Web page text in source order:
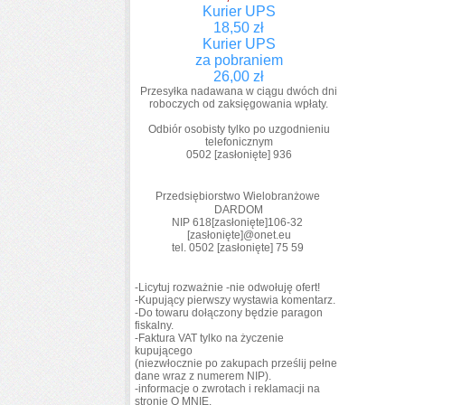
Kurier UPS
18,50 zł
Kurier UPS
za pobraniem
26,00 zł
Przesyłka nadawana w ciągu dwóch dni
roboczych od zaksięgowania wpłaty.
Odbiór osobisty tylko po uzgodnieniu
telefonicznym
0502 [zasłonięte] 936
Przedsiębiorstwo Wielobranżowe
DARDOM
NIP 618 [zasłonięte]106-32
[zasłonięte]@onet.eu
tel. 0502 [zasłonięte] 75 59
-Licytuj rozważnie -nie odwołuję ofert!
-Kupujący pierwszy wystawia komentarz.
-Do towaru dołączony będzie paragon
fiskalny.
-Faktura VAT tylko na życzenie
kupującego
(niezwłocznie po zakupach prześlij pełne
dane wraz z numerem NIP).
-informacje o zwrotach i reklamacji na
stronie O MNIE.